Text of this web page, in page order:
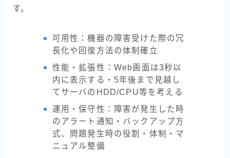
す。
可用性：機器の障害受けた際の冗
長化や回復方法の体制確立
性能・拡張性：Web画面は3秒以
内に表示する・5年後まで見越し
てサーバのHDD/CPU等を考える
運用・保守性：障害が発生した時
のアラート通知・バックアップ方
式、問題発生時の役割・体制・マ
ニュアル整備